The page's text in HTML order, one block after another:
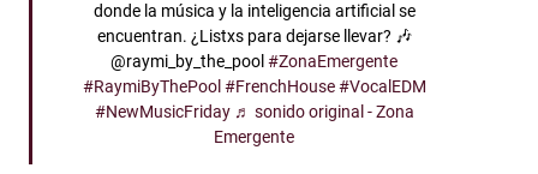
donde la música y la inteligencia artificial se
encuentran. ¿Listxs para dejarse llevar? 🎶
@raymi_by_the_pool#ZonaEmergente
#RaymiByThePool #FrenchHouse #VocalEDM
#NewMusicFriday ♬ sonido original - Zona
Emergente